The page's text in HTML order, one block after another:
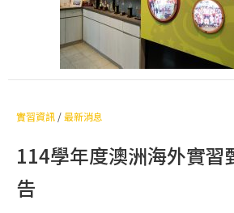
實習資訊 /最新消息
114學年度澳洲海外實習
告